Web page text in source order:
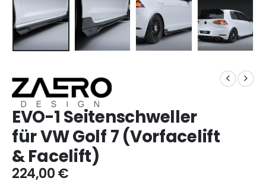
EVO-1 Seitenschweller
für VW Golf 7 (Vorfacelift
& Facelift)
224,00€